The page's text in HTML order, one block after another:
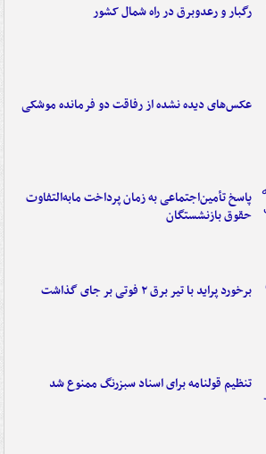
رگبار و رعدوبرق در راه شمال کشور
عکس‌های دیده نشده از رفاقت دو فرمانده‌ موشکی
پاسخ تأمین‌اجتماعی به زمان پرداخت مابه‌التفاوت
حقوق بازنشستگان
برخورد پراید با تیر برق ۲ فوتی بر جای گذاشت
تنظیم قولنامه برای اسناد سبزرنگ ممنوع شد